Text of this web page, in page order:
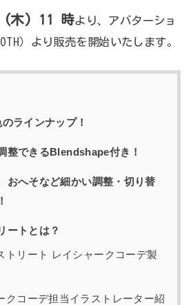
(木) 11 時より、アバターショ
）より販売を開始いたします。
ラインナップ！
整できるBlendshape付き！
おへそなど細かい調整・切り替
ートとは？
トリート レイシャークコーデ製
クコーデ担当イラストレーター紹